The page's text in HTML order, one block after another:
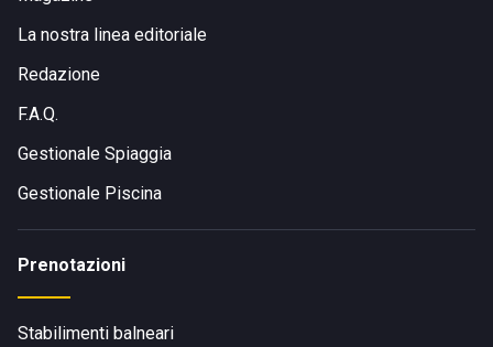
La nostra linea editoriale
Redazione
F.A.Q.
Gestionale Spiaggia
Gestionale Piscina
Prenotazioni
Stabilimenti balneari